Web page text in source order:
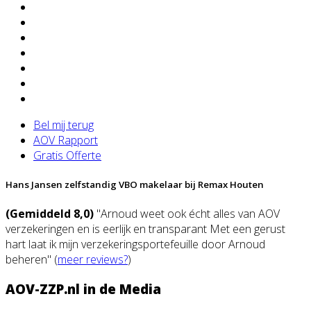
Bel mij terug
AOV Rapport
Gratis Offerte
Hans Jansen zelfstandig VBO makelaar bij Remax Houten
(Gemiddeld 8,0) "Arnoud weet ook écht alles van AOV
verzekeringen en is eerlijk en transparant Met een gerust
hart laat ik mijn verzekeringsportefeuille door Arnoud
beheren" (meer reviews?)
AOV-ZZP.nl in de Media